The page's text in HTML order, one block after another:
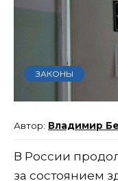
ЗАКОНЫ
Владимир
В России
за состоянием